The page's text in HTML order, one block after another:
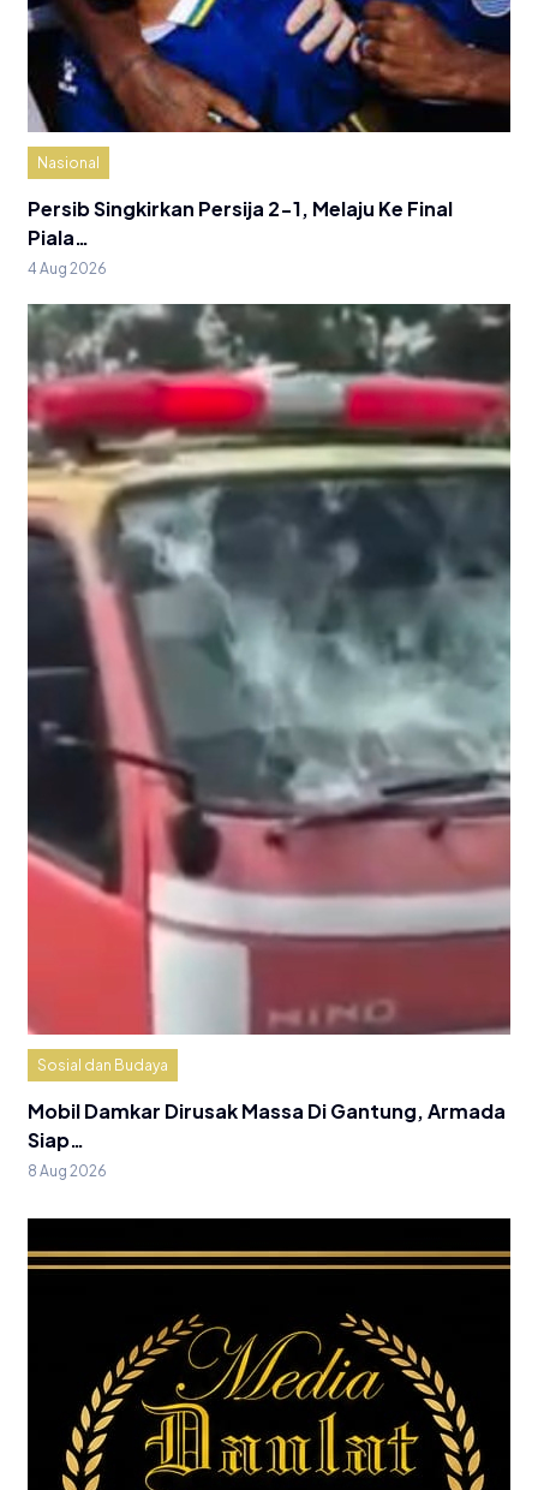
Nasional
Persib Singkirkan Persija 2-1, Melaju Ke Final
Piala…
4 Aug 2026
Sosial dan Budaya
Mobil Damkar Dirusak Massa Di Gantung, Armada
Siap…
8 Aug 2026